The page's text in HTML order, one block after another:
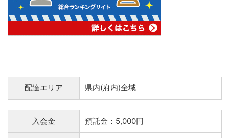
配達エリア 県内(府内)全域
入会金 預託金：5,000円